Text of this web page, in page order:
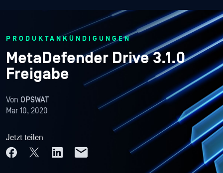
PRODUKTANKÜNDIGUNGEN
MetaDefender Drive 3.1.0
Freigabe
Von OPSWAT
Mar 10, 2020
Jetzt teilen